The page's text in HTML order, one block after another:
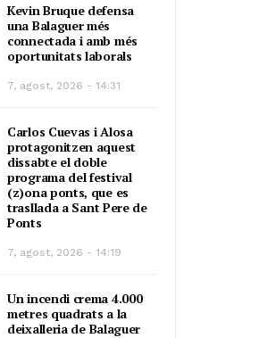
Kevin Bruque defensa
una Balaguer més
connectada i amb més
oportunitats laborals
7, agost, 2026 - 14:31
Carlos Cuevas i Alosa
protagonitzen aquest
dissabte el doble
programa del festival
(z)ona ponts, que es
trasllada a Sant Pere de
Ponts
7, agost, 2026 - 14:19
Un incendi crema 4.000
metres quadrats a la
deixalleria de Balaguer